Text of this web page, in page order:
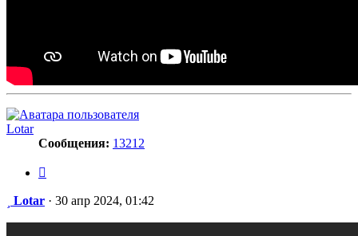
Lotar
Сообщения: 13212
Сообщение
Lotar · 30 апр 2024, 01:42